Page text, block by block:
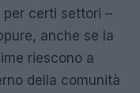
certi settori –
anche se la
riescono a
della comunità